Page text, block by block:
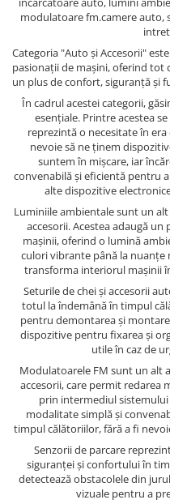
modulatoare fm.camere auto,
Categoria "Auto și Accesorii"
pasionații de mașini, oferind tot
un plus de confort, siguranță și
În cadrul acestei categorii,
esențiale. Printre acestea
reprezintă o necesitate în
nevoie să ne ținem
suntem în mișcare, iar
convenabilă și eficientă pentru
alte dispozitive
Luminiile ambientale sunt un
accesorii. Acestea adaugă
mașinii, oferind o lumină
culori vibrante până la
transforma interiorul mașinii
Seturile de chei și accesorii
totul la îndemână în timpul
pentru demontarea și
dispozitive pentru fixarea și
utile în caz de
Modulatoarele FM sunt un alt
accesorii, care permit redarea
prin intermediul sistemului
modalitate simplă și
timpul călătoriilor, fără a fi
Senzorii de parcare
siguranței și confortului în
detectează obstacolele din
vizuale pentru a